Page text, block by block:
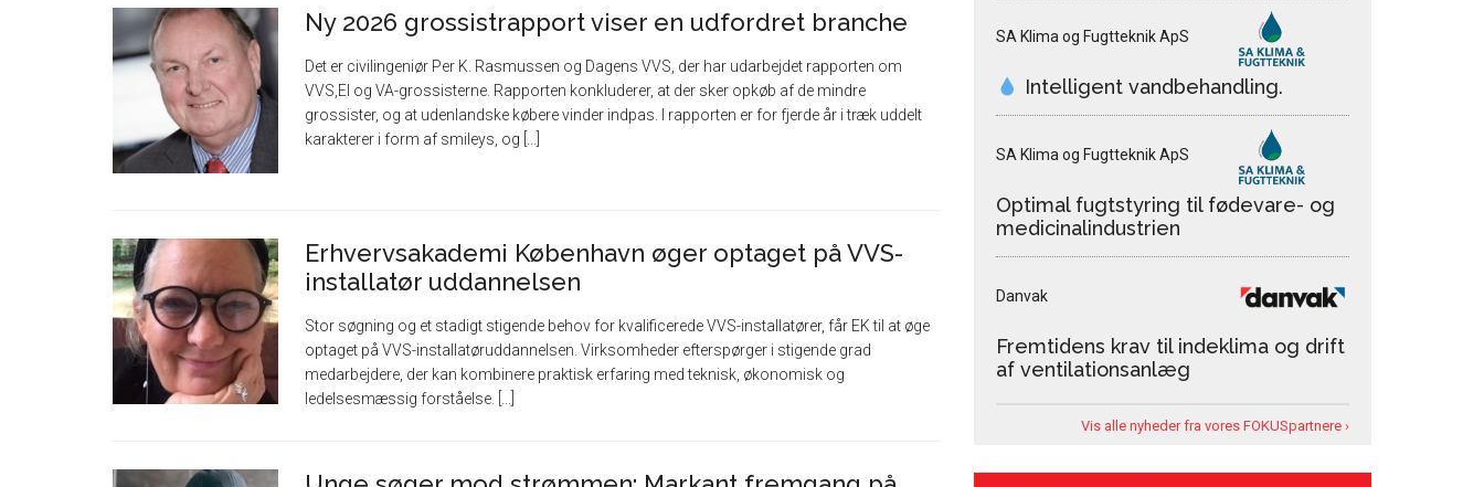
Ny 2026 grossistrapport viser en udfordret branche
Det er civilingeniør Per K. Rasmussen og Dagens VVS, der har udarbejdet rapporten om
VVS,El og VA-grossisterne. Rapporten konkluderer, at der sker opkøb af de mindre
grossister, og at udenlandske købere vinder indpas. I rapporten er for fjerde år i træk uddelt
karakterer i form af smileys, og [...]
Erhvervsakademi København øger optaget på VVS-
installatør uddannelsen
Stor søgning og et stadigt stigende behov for kvalificerede VVS-installatører, får EK til at øge
optaget på VVS-installatøruddannelsen. Virksomheder efterspørger i stigende grad
medarbejdere, der kan kombinere praktisk erfaring med teknisk, økonomisk og
ledelsesmæssig forståelse. [...]
SA Klima og Fugtteknik ApS
Intelligent vandbehandling.
SA Klima og Fugtteknik ApS
Optimal fugtstyring til fødevare- og
medicinalindustrien
Danvak
Fremtidens krav til indeklima og drift
af ventilationsanlæg
Vis alle nyheder fra vores FOKUSpartnere ›